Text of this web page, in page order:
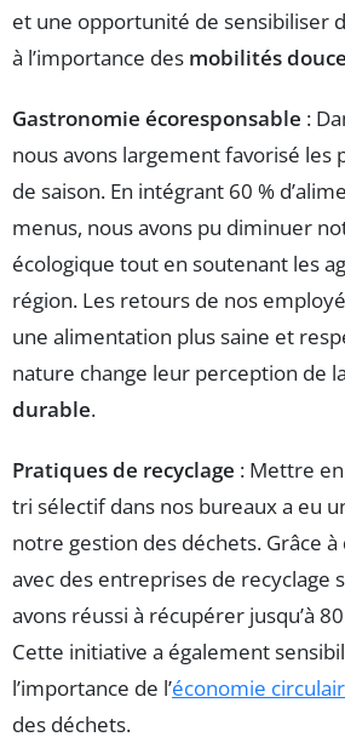
et une opportunité de sensibiliser
à l’importance des mobilités
Gastronomie écoresponsable :
nous avons largement favorisé les
de saison. En intégrant 60 %
menus, nous avons pu diminuer
écologique tout en soutenant les
région. Les retours de nos
une alimentation plus saine et
nature change leur perception de la
durable.
Pratiques de recyclage : Mettre
tri sélectif dans nos bureaux a eu
notre gestion des déchets. Grâce
avec des entreprises de recyclage
avons réussi à récupérer jusqu’à
Cette initiative a également
l’importance de l’économie
des déchets.